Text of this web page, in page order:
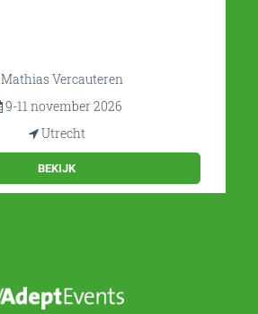
Mathias Vercauteren
9-11 november 2026
Utrecht
BEKIJK